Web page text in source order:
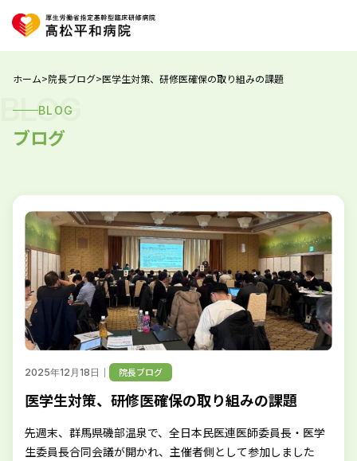
ホーム>院長ブログ>医学生対策、研修医確保の取り組みの課題
BLOG
BLOG
ブログ
2025年12月18日 ｜ 院長ブログ
医学生対策、研修医確保の取り組みの課題
先週末、群馬県磯部温泉で、全日本民医連医師委員長・医学
生委員長合同会議が開かれ、主催者側として参加しました